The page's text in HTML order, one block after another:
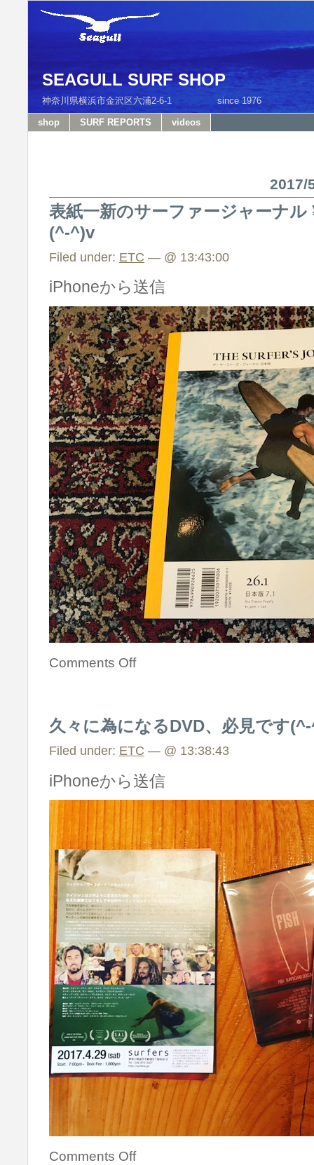
SEAGULL SURF SHOP
神奈川県横浜市金沢区六浦2-6-1 since
shop SURF REPORTS videos
2017/
表紙一新のサーファージャーナル
(^-^)v
Filed under: ETC — @ 13:43:00
iPhoneから送信
Comments Off
久々に為になるDVD、必見です
Filed under: ETC — @ 13:38:43
iPhoneから送信
Comments Off